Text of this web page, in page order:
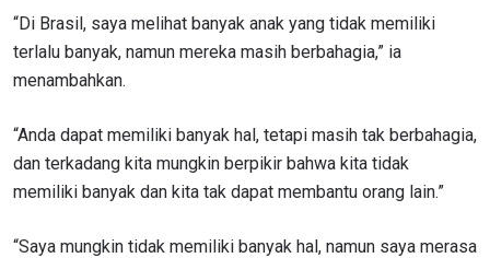
“Di Brasil, saya melihat banyak anak yang tidak memiliki
terlalu banyak, namun mereka masih berbahagia,” ia
menambahkan.
“Anda dapat memiliki banyak hal, tetapi masih tak berbahagia,
dan terkadang kita mungkin berpikir bahwa kita tidak
memiliki banyak dan kita tak dapat membantu orang lain.”
“Saya mungkin tidak memiliki banyak hal, namun saya merasa